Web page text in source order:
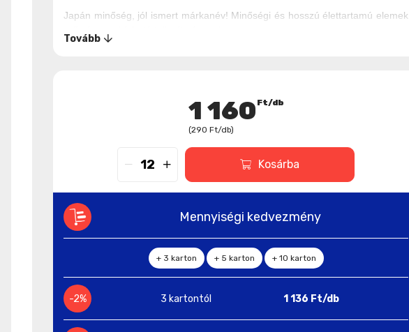
Japán minőség, jól ismert márkanév! Minőségi és hosszú élettartamú elemek
25%-kal nagyobb teljesítményű, mint a Toshiba 2007 GR típusú elemek (a
Tovább
1 160 Ft/db
(290 Ft/db)
Kosárba
Mennyiségi kedvezmény
+ 3 karton + 5 karton + 10 karton
-2% 3 kartontól 1 136 Ft/db